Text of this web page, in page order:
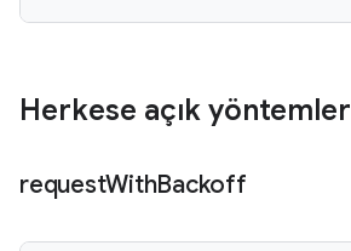
Herkese açık yöntemler
requestWithBackoff